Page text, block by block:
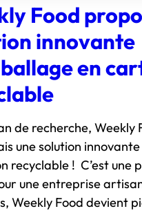
Food
innovante
en
de recherche, Weekly
une solution
recyclable ! C’est une
une entreprise
Weekly Food devient